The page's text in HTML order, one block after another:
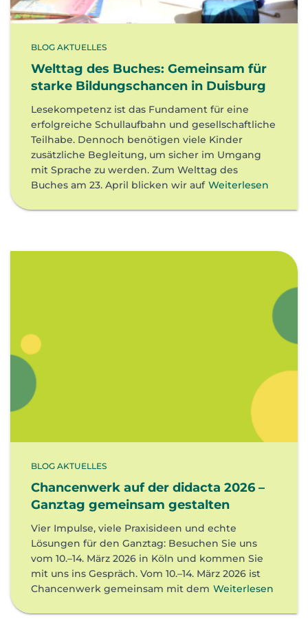
BLOG AKTUELLES
Welttag des Buches: Gemeinsam für
starke Bildungschancen in Duisburg
Lesekompetenz ist das Fundament für eine
erfolgreiche Schullaufbahn und gesellschaftliche
Teilhabe. Dennoch benötigen viele Kinder
zusätzliche Begleitung, um sicher im Umgang
mit Sprache zu werden. Zum Welttag des
Buches am 23. April blicken wir auf Weiterlesen
BLOG AKTUELLES
Chancenwerk auf der didacta 2026 –
Ganztag gemeinsam gestalten
Vier Impulse, viele Praxisideen und echte
Lösungen für den Ganztag: Besuchen Sie uns
vom 10.–14. März 2026 in Köln und kommen Sie
mit uns ins Gespräch. Vom 10.–14. März 2026 ist
Chancenwerk gemeinsam mit dem Weiterlesen